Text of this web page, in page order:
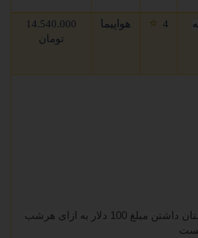
4
⭐ هواپیما
14.540.000
تومان
داشتن مبلغ 100 دلار به ازای هرشب